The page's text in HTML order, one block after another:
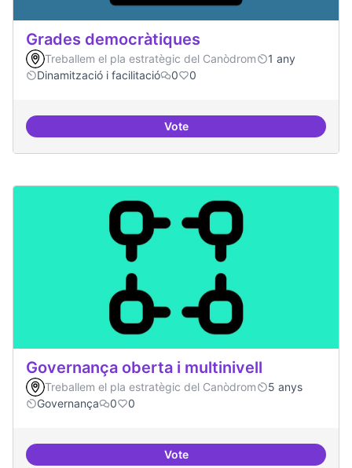
Grades democràtiques
Treballem el pla estratègic del Canòdrom
1 any
Dinamització i facilitació
0 0
VoteGrades democràtiques
Governança oberta i multinivell
Treballem el pla estratègic del Canòdrom
5 anys
Governança
0 0
VoteGovernança oberta i multinivell